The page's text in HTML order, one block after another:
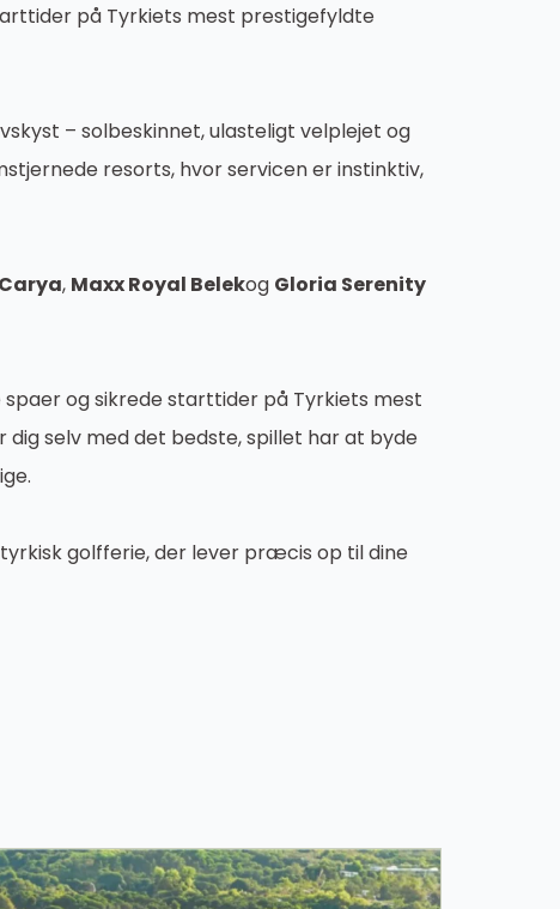
på Tyrkiets mest prestigefyldte
– solbeskinnet, ulasteligt velplejet og
resorts, hvor servicen er instinktiv,
, Maxx Royal Belekog Gloria Serenity
og sikrede starttider på Tyrkiets mest
selv med det bedste, spillet har at byde
golfferie, der lever præcis op til dine